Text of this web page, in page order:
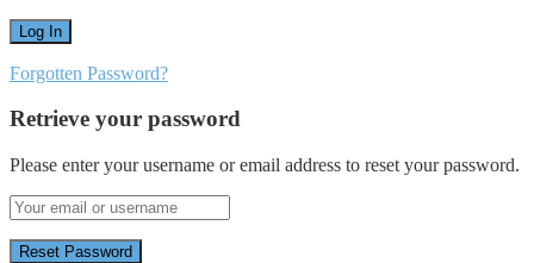
Forgotten Password?
Retrieve your password
Please enter your username or email address to reset your password.